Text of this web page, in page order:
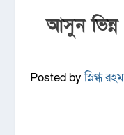
আসুন ভিন্ন
Posted byস্নিগ্ধ